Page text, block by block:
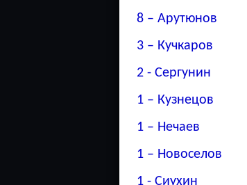
8 – Арутюнов
3 – Кучкаров
2 - Сергунин
1 – Кузнецов
1 – Нечаев
1 – Новоселов
1 - Сиухин